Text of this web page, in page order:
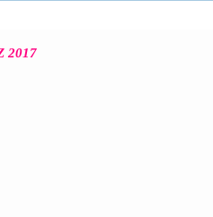
2017